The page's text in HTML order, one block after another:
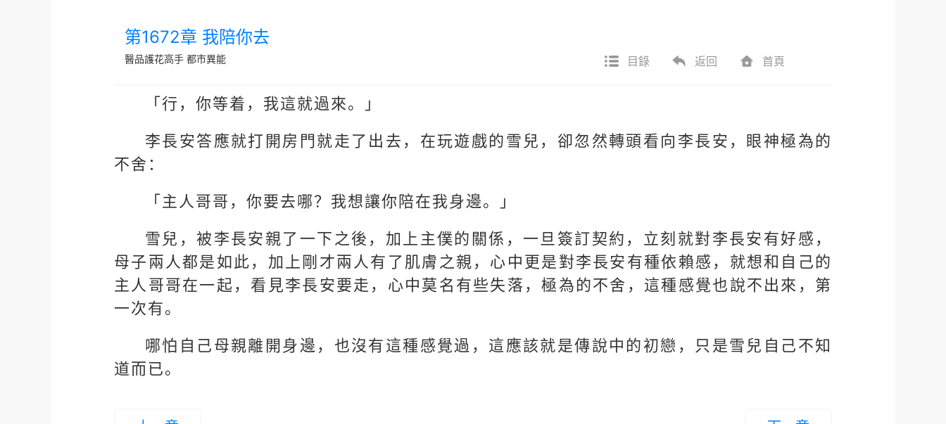
第1672章 我陪你去
醫品護花高手 都市異能 目錄 返回 首頁
「行，你等着，我這就過來。」
李長安答應就打開房門就走了出去，在玩遊戲的雪兒，卻忽然轉頭看向李長安，眼神極為的
不舍：
「主人哥哥，你要去哪？我想讓你陪在我身邊。」
雪兒，被李長安親了一下之後，加上主僕的關係，一旦簽訂契約，立刻就對李長安有好感，
母子兩人都是如此，加上剛才兩人有了肌膚之親，心中更是對李長安有種依賴感，就想和自己的
主人哥哥在一起，看見李長安要走，心中莫名有些失落，極為的不舍，這種感覺也說不出來，第
一次有。
哪怕自己母親離開身邊，也沒有這種感覺過，這應該就是傳說中的初戀，只是雪兒自己不知
道而已。